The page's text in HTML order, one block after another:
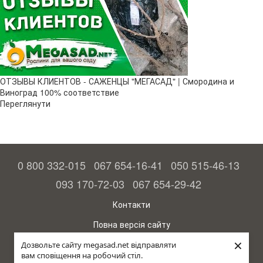
Дозвольте сайту megasad.net відправляти
вам сповіщення на робочий стіл.
×
ОТЗЫВЫ КЛИЕНТОВ - САЖЕНЦЫ "МЕГАСАД" | Смородина и
Виноград 100% соответствие
Переглянути
0 800 332-015 067 654-16-41
050 515-46-13
093 170-72-03 067 654-29-42
Контакти
Повна версія сайту
© 2015—2026
Megasad – гарантія високого врожаю